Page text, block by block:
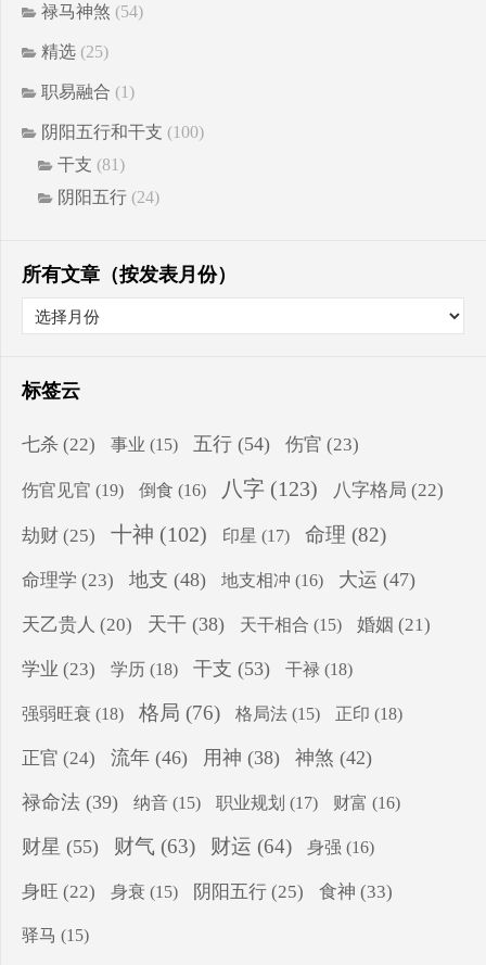
禄马神煞 (54)
精选 (25)
职易融合 (1)
阴阳五行和干支 (100)
干支 (81)
阴阳五行 (24)
所有文章（按发表月份）
标签云
七杀 (22) 事业 (15) 五行 (54) 伤官 (23)
伤官见官 (19) 倒食 (16) 八字 (123) 八字格局 (22)
劫财 (25) 十神 (102) 印星 (17) 命理 (82)
命理学 (23) 地支 (48) 地支相冲 (16) 大运 (47)
天乙贵人 (20) 天干 (38) 天干相合 (15) 婚姻 (21)
学业 (23) 学历 (18) 干支 (53) 干禄 (18)
强弱旺衰 (18) 格局 (76) 格局法 (15) 正印 (18)
正官 (24) 流年 (46) 用神 (38) 神煞 (42)
禄命法 (39) 纳音 (15) 职业规划 (17) 财富 (16)
财星 (55) 财气 (63) 财运 (64) 身强 (16)
身旺 (22) 身衰 (15) 阴阳五行 (25) 食神 (33)
驿马 (15)